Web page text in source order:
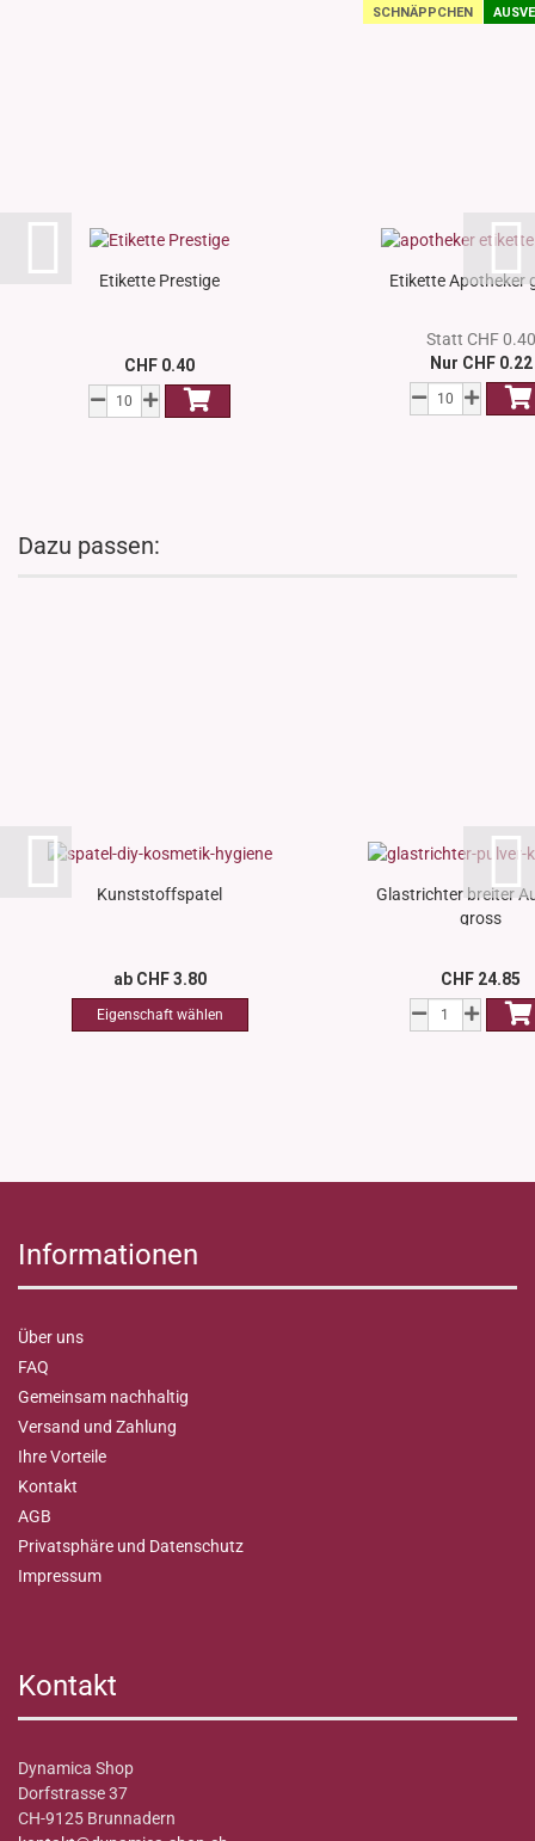
Etikette Prestige
CHF 0.40
SCHNÄPPCHEN
Etikette Apotheker
Statt CHF 0.40
Nur CHF 0.22
Dazu passen:
Kunststoffspatel
ab CHF 3.80
Glastrichter breiter
gross
CHF 24.85
Informationen
Über uns
FAQ
Gemeinsam nachhaltig
Versand und Zahlung
Ihre Vorteile
Kontakt
AGB
Privatsphäre und Datenschutz
Impressum
Kontakt
Dynamica Shop
Dorfstrasse 37
CH-9125 Brunnadern